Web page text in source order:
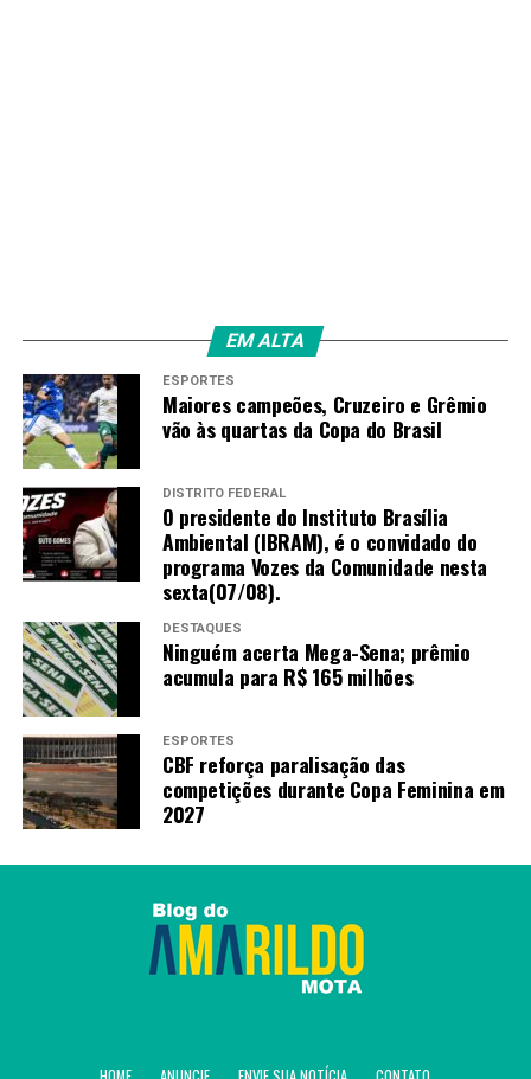
EM ALTA
ESPORTES
Maiores campeões, Cruzeiro e Grêmio
vão às quartas da Copa do Brasil
DISTRITO FEDERAL
O presidente do Instituto Brasília
Ambiental (IBRAM), é o convidado do
programa Vozes da Comunidade nesta
sexta(07/08).
DESTAQUES
Ninguém acerta Mega-Sena; prêmio
acumula para R$ 165 milhões
ESPORTES
CBF reforça paralisação das
competições durante Copa Feminina em
2027